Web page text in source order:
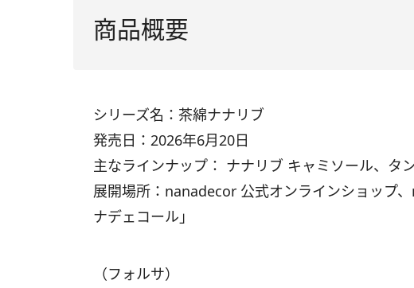
商品概要
シリーズ名：茶綿ナナリブ
発売日：2026年6月20日
主なラインナップ： ナナリブ キャミソール、タ
展開場所：nanadecor 公式オンラインショップ
ナデェコール」
（フォルサ）